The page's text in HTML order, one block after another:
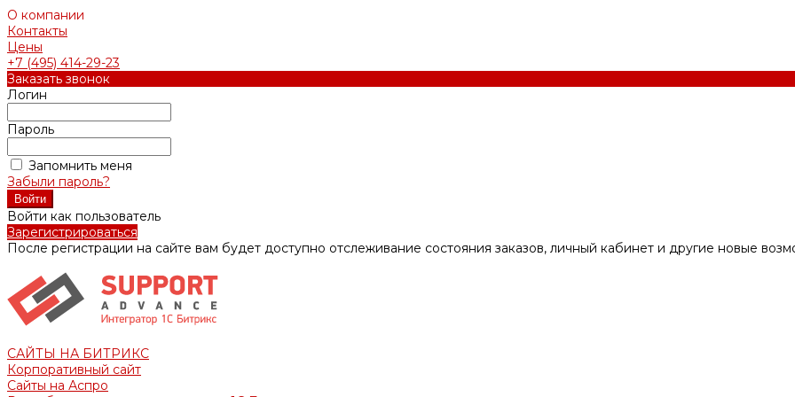
О компании
Контакты
Цены
+7 (495) 414-29-23
Заказать звонок
Логин
Пароль
Запомнить меня
Забыли пароль?
Войти как пользователь
Зарегистрироваться
После регистрации на сайте вам будет доступно отслеживание состояния заказов, личный кабинет и другие новые
САЙТЫ НА БИТРИКС
Корпоративный сайт
Сайты на Аспро